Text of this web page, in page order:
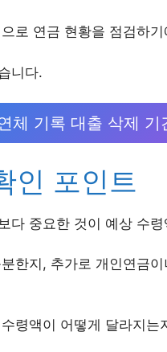
로 연금 현황을 점검하
니다.
체 기록 대출 삭제 기
인 포인트
다 중요한 것이 예상 수
한지, 추가로 개인연금
령액이 어떻게 달라지는